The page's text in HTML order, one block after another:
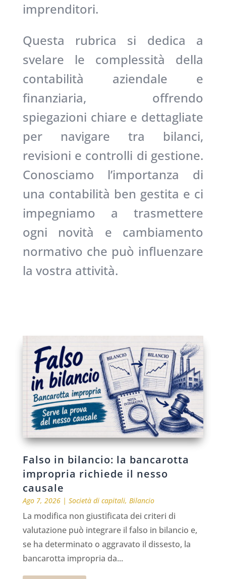
imprenditori.
Questa rubrica si dedica a
svelare le complessità della
contabilità aziendale e
finanziaria, offrendo
spiegazioni chiare e dettagliate
per navigare tra bilanci,
revisioni e controlli di gestione.
Conosciamo l’importanza di
una contabilità ben gestita e ci
impegniamo a trasmettere
ogni novità e cambiamento
normativo che può influenzare
la vostra attività.
Falso in bilancio: la bancarotta
impropria richiede il nesso
causale
Ago 7, 2026| Società di capitali, Bilancio
La modifica non giustificata dei criteri di
valutazione può integrare il falso in bilancio e,
se ha determinato o aggravato il dissesto, la
bancarotta impropria da...